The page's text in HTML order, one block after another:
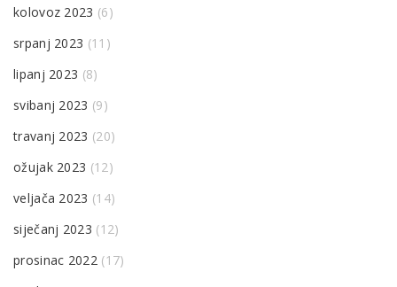
kolovoz 2023 (6)
srpanj 2023 (11)
lipanj 2023 (8)
svibanj 2023 (9)
travanj 2023 (20)
ožujak 2023 (12)
veljača 2023 (14)
siječanj 2023 (12)
prosinac 2022 (17)